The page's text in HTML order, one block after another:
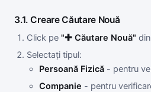
3.1. Creare Căutare Nouă
Click pe "✚ Căutare Nouă"
Selectați tipul:
Persoană Fizică - pentru
Companie - pentru